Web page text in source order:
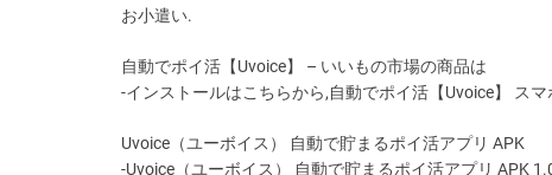
お小遣い.
自動でポイ活【Uvoice】 – いいもの市場の商品は
-インストールはこちらから,自動でポイ活【Uvoice】 ス
Uvoice（ユーボイス） 自動で貯まるポイ活アプリ APK
-Uvoice（ユーボイス） 自動で貯まるポイ活アプリ APK